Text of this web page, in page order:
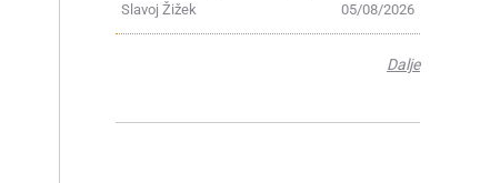
05/08/2026
Slavoj Žižek
Dalje